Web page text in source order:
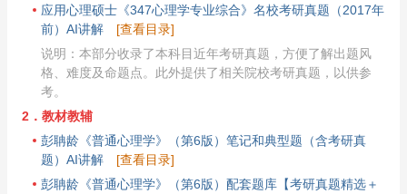
应用心理硕士《347心理学专业综合》名校考研真题（2017年
前）AI讲解
[查看目录]
说明：本部分收录了本科目近年考研真题，方便了解出题风
格、难度及命题点。此外提供了相关院校考研真题，以供参
考。
2．教材教辅
彭聃龄《普通心理学》（第6版）笔记和典型题（含考研真
题）AI讲解
[查看目录]
彭聃龄《普通心理学》（第6版）配套题库【考研真题精选＋